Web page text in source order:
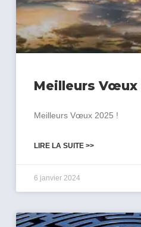
Meilleurs Vœux
Meilleurs Vœux 2025 !
LIRE LA SUITE >>
6 janvier 2024